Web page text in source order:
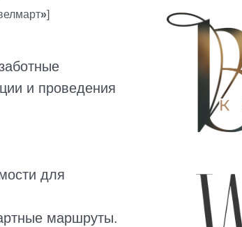
»]
и проведения
для
маршруты.